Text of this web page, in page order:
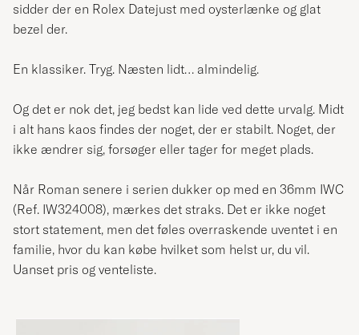
sidder der en Rolex Datejust med oysterlænke og glat
bezel der.
En klassiker. Tryg. Næsten lidt… almindelig.
Og det er nok det, jeg bedst kan lide ved dette urvalg. Midt
i alt hans kaos findes der noget, der er stabilt. Noget, der
ikke ændrer sig, forsøger eller tager for meget plads.
Når Roman senere i serien dukker op med en 36mm IWC
(Ref. IW324008), mærkes det straks. Det er ikke noget
stort statement, men det føles overraskende uventet i en
familie, hvor du kan købe hvilket som helst ur, du vil.
Uanset pris og venteliste.